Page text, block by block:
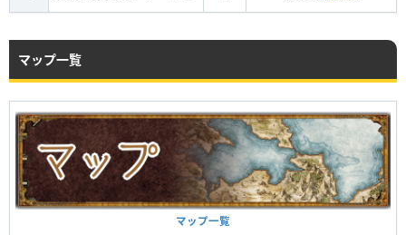
マップ一覧
マップ一覧